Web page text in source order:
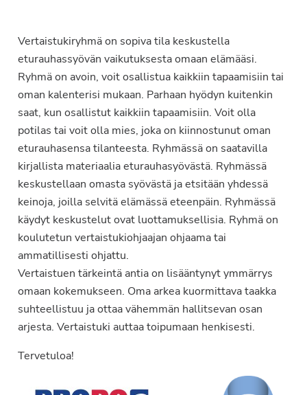
Vertaistukiryhmä on sopiva tila keskustella
eturauhassyövän vaikutuksesta omaan elämääsi.
Ryhmä on avoin, voit osallistua kaikkiin tapaamisiin tai
oman kalenterisi mukaan. Parhaan hyödyn kuitenkin
saat, kun osallistut kaikkiin tapaamisiin. Voit olla
potilas tai voit olla mies, joka on kiinnostunut oman
eturauhasensa tilanteesta. Ryhmässä on saatavilla
kirjallista materiaalia eturauhasyövästä. Ryhmässä
keskustellaan omasta syövästä ja etsitään yhdessä
keinoja, joilla selvitä elämässä eteenpäin. Ryhmässä
käydyt keskustelut ovat luottamuksellisia. Ryhmä on
koulutetun vertaistukiohjaajan ohjaama tai
ammatillisesti ohjattu.
Vertaistuen tärkeintä antia on lisääntynyt ymmärrys
omaan kokemukseen. Oma arkea kuormittava taakka
suhteellistuu ja ottaa vähemmän hallitsevan osan
arjesta. Vertaistuki auttaa toipumaan henkisesti.
Tervetuloa!